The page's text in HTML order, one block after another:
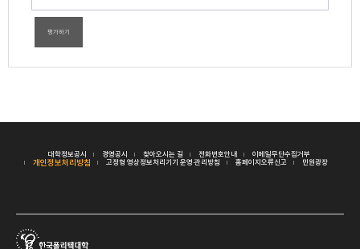
평가하기
대학정보공시 경영공시 찾아오시는 길 전화번호안내 이메일무단수집거부
개인정보처리방침 고정형 영상정보처리기기 운영·관리방침 홈페이지오류신고 민원광장